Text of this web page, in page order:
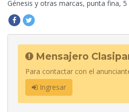
Génesis y otras marcas, punta fina, 5
Mensajero
Para contactar con el
Ingresar